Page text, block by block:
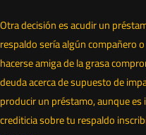
Otra decisión es acudir un
respaldo serí­a algún compañero
hacerse amiga de la grasa
deuda acerca de supuesto de
producir un préstamo, aunque
crediticia sobre tu respaldo